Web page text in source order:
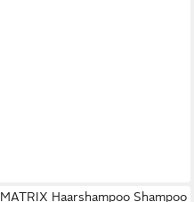
MATRIX Haarshampoo Shampoo